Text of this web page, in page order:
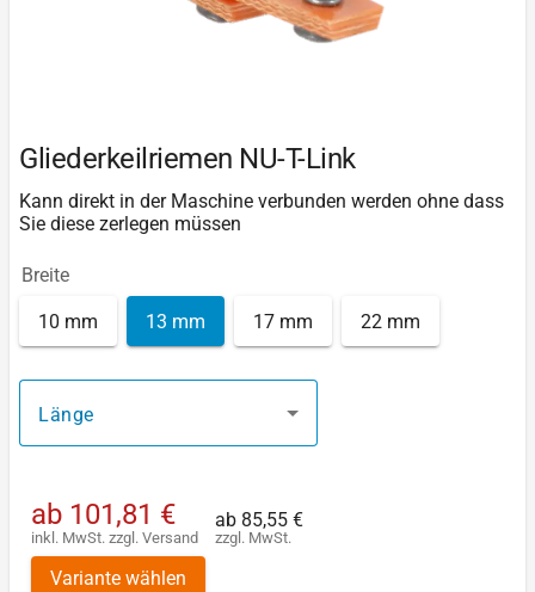
Gliederkeilriemen NU-T-Link
Kann direkt in der Maschine verbunden werden ohne dass
Sie diese zerlegen müssen
Breite
10 mm 13 mm 17 mm 22 mm
Länge
ab 101,81 €
inkl. MwSt. zzgl. Versand
ab 85,55 €
zzgl. MwSt.
Variante wählen